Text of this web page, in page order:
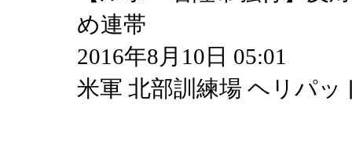
め連帯
2016年8月10日 05:01
米軍 北部訓練場 ヘリパ